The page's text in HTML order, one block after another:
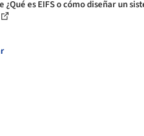
¿Qué es EIFS o cómo diseñar un